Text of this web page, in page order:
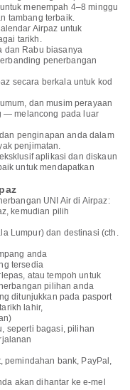
menempah 4–8 minggu
tambang terbaik.
Airpaz untuk
tarikh.
dan Rabu biasanya
penerbangan
secara berkala untuk kod
dan musim perayaan
— melancong pada luar
penginapan anda dalam
penjimatan.
aplikasi dan diskaun
untuk mendapatkan
UNI Air di Airpaz:
kemudian pilih
Lumpur) dan destinasi (cth.
anda
tersedia
atau tempoh untuk
pilihan anda
ditunjukkan pada pasport
lahir,
seperti bagasi, pilihan
pemindahan bank, PayPal,
akan dihantar ke e-mel